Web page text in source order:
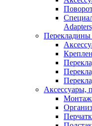
Аксессуары,